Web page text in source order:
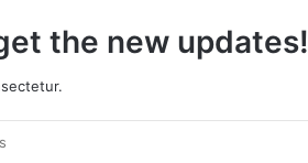
the new updates!